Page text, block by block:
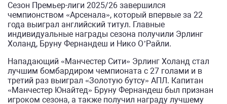
Сезон Премьер-лиги 2025/26 завершился
чемпионством «Арсенала», который впервые за 22
года выиграл английский титул. Главные
индивидуальные награды сезона получили Эрлинг
Холанд, Бруну Фернандеш и Нико О’Райли.
Нападающий «Манчестер Сити» Эрлинг Холанд стал
лучшим бомбардиром чемпионата с 27 голами и в
третий раз выиграл «Золотую бутсу» АПЛ. Капитан
«Манчестер Юнайтед» Бруну Фернандеш был признан
игроком сезона, а также получил награду лучшему